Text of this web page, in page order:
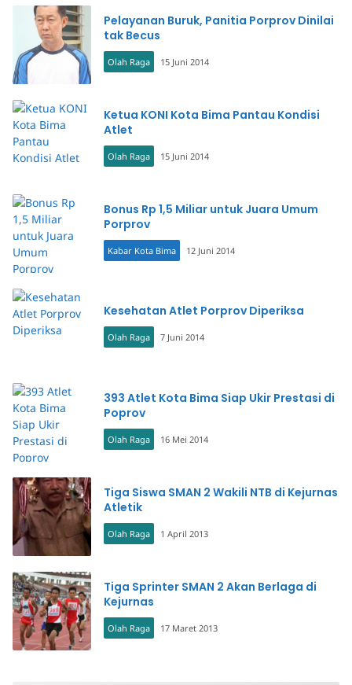
Pelayanan Buruk, Panitia Porprov Dinilai
tak Becus
Olah Raga 15 Juni 2014
Ketua KONI Kota Bima Pantau Kondisi
Atlet
Olah Raga 15 Juni 2014
Bonus Rp 1,5 Miliar untuk Juara Umum
Porprov
Kabar Kota Bima 12 Juni 2014
Kesehatan Atlet Porprov Diperiksa
Olah Raga 7 Juni 2014
393 Atlet Kota Bima Siap Ukir Prestasi di
Poprov
Olah Raga 16 Mei 2014
Tiga Siswa SMAN 2 Wakili NTB di Kejurnas
Atletik
Olah Raga 1 April 2013
Tiga Sprinter SMAN 2 Akan Berlaga di
Kejurnas
Olah Raga 17 Maret 2013